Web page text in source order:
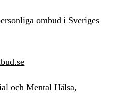
ombud i Sveriges
och Mental Hälsa,